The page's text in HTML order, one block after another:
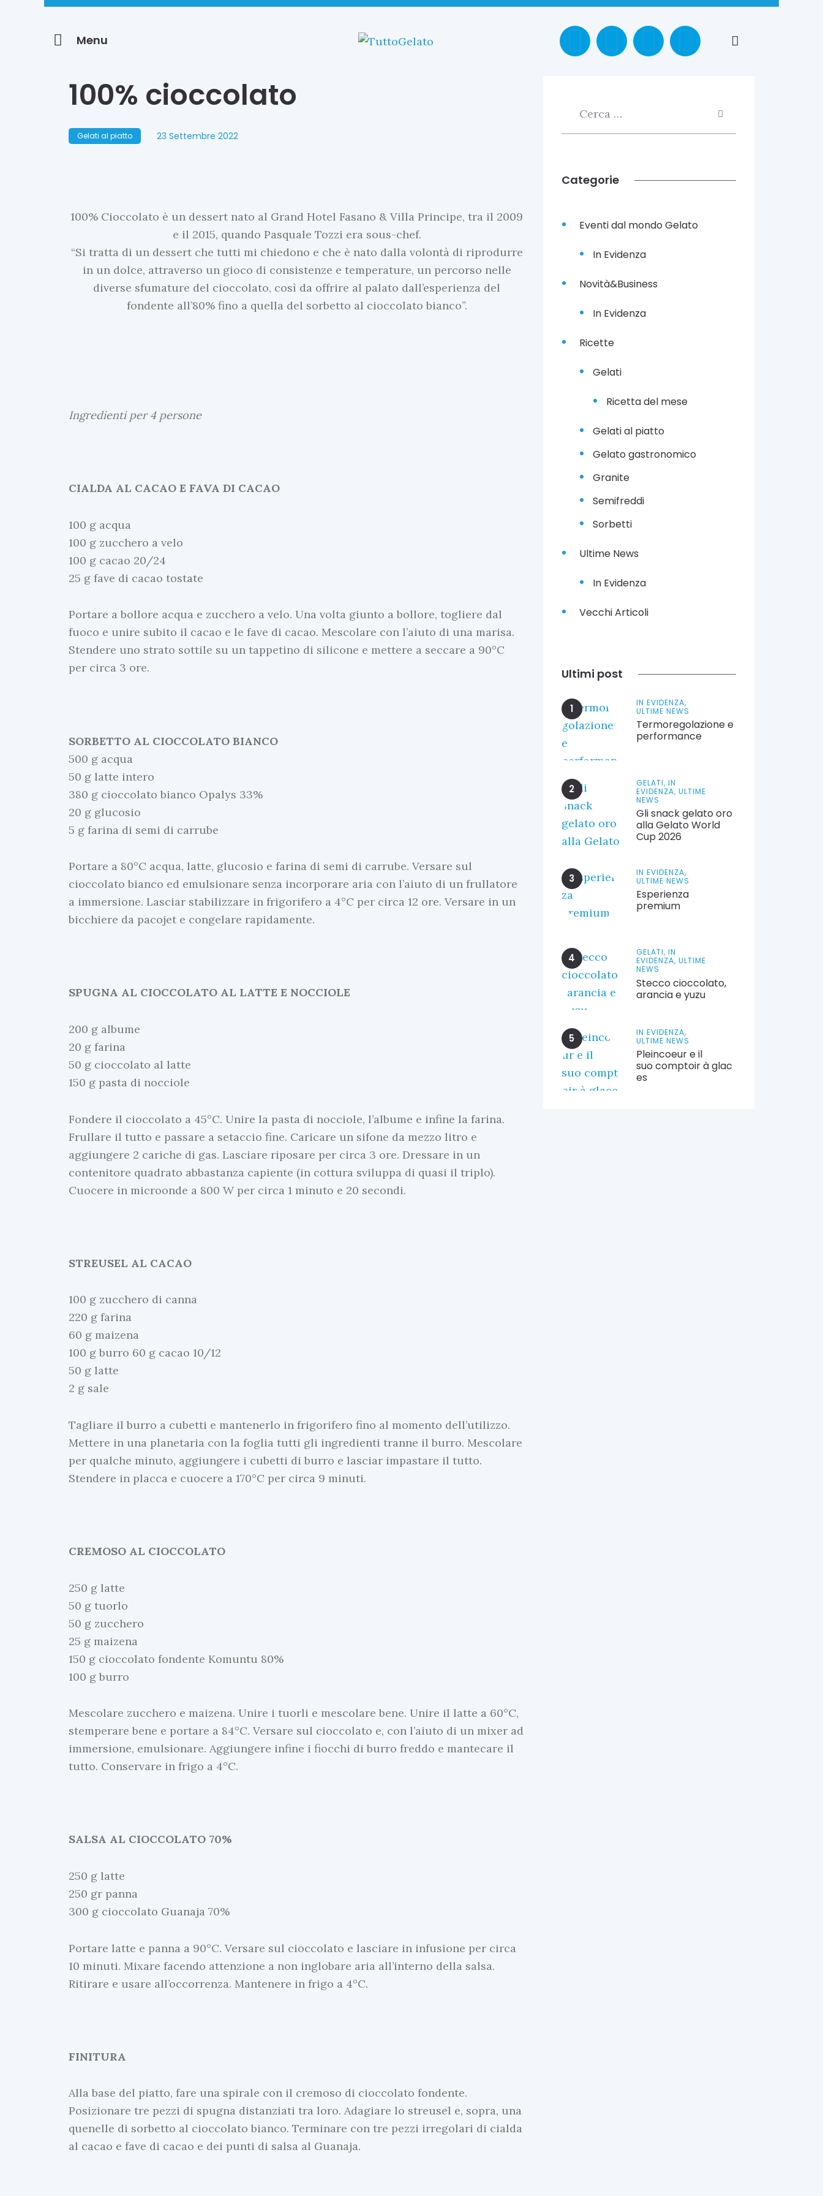
Menu
100% cioccolato
Gelati al piatto 23 Settembre 2022
100% Cioccolato è un dessert nato al Grand Hotel Fasano & Villa Principe, tra il 2009
e il 2015, quando Pasquale Tozzi era sous-chef.
“Si tratta di un dessert che tutti mi chiedono e che è nato dalla volontà di riprodurre
in un dolce, attraverso un gioco di consistenze e temperature, un percorso nelle
diverse sfumature del cioccolato, così da offrire al palato dall’esperienza del
fondente all’80% fino a quella del sorbetto al cioccolato bianco”.
Ingredienti per 4 persone
CIALDA AL CACAO E FAVA DI CACAO
100 g acqua
100 g zucchero a velo
100 g cacao 20/24
25 g fave di cacao tostate
Portare a bollore acqua e zucchero a velo. Una volta giunto a bollore, togliere dal
fuoco e unire subito il cacao e le fave di cacao. Mescolare con l’aiuto di una marisa.
Stendere uno strato sottile su un tappetino di silicone e mettere a seccare a 90°C
per circa 3 ore.
SORBETTO AL CIOCCOLATO BIANCO
500 g acqua
50 g latte intero
380 g cioccolato bianco Opalys 33%
20 g glucosio
5 g farina di semi di carrube
Portare a 80°C acqua, latte, glucosio e farina di semi di carrube. Versare sul
cioccolato bianco ed emulsionare senza incorporare aria con l’aiuto di un frullatore
a immersione. Lasciar stabilizzare in frigorifero a 4°C per circa 12 ore. Versare in un
bicchiere da pacojet e congelare rapidamente.
SPUGNA AL CIOCCOLATO AL LATTE E NOCCIOLE
200 g albume
20 g farina
50 g cioccolato al latte
150 g pasta di nocciole
Fondere il cioccolato a 45°C. Unire la pasta di nocciole, l’albume e infine la farina.
Frullare il tutto e passare a setaccio fine. Caricare un sifone da mezzo litro e
aggiungere 2 cariche di gas. Lasciare riposare per circa 3 ore. Dressare in un
contenitore quadrato abbastanza capiente (in cottura sviluppa di quasi il triplo).
Cuocere in microonde a 800 W per circa 1 minuto e 20 secondi.
STREUSEL AL CACAO
100 g zucchero di canna
220 g farina
60 g maizena
100 g burro 60 g cacao 10/12
50 g latte
2 g sale
Tagliare il burro a cubetti e mantenerlo in frigorifero fino al momento dell’utilizzo.
Mettere in una planetaria con la foglia tutti gli ingredienti tranne il burro. Mescolare
per qualche minuto, aggiungere i cubetti di burro e lasciar impastare il tutto.
Stendere in placca e cuocere a 170°C per circa 9 minuti.
CREMOSO AL CIOCCOLATO
250 g latte
50 g tuorlo
50 g zucchero
25 g maizena
150 g cioccolato fondente Komuntu 80%
100 g burro
Mescolare zucchero e maizena. Unire i tuorli e mescolare bene. Unire il latte a 60°C,
stemperare bene e portare a 84°C. Versare sul cioccolato e, con l’aiuto di un mixer ad
immersione, emulsionare. Aggiungere infine i fiocchi di burro freddo e mantecare il
tutto. Conservare in frigo a 4°C.
SALSA AL CIOCCOLATO 70%
250 g latte
250 gr panna
300 g cioccolato Guanaja 70%
Portare latte e panna a 90°C. Versare sul cioccolato e lasciare in infusione per circa
10 minuti. Mixare facendo attenzione a non inglobare aria all’interno della salsa.
Ritirare e usare all’occorrenza. Mantenere in frigo a 4°C.
FINITURA
Alla base del piatto, fare una spirale con il cremoso di cioccolato fondente.
Posizionare tre pezzi di spugna distanziati tra loro. Adagiare lo streusel e, sopra, una
quenelle di sorbetto al cioccolato bianco. Terminare con tre pezzi irregolari di cialda
al cacao e fave di cacao e dei punti di salsa al Guanaja.
Categorie
Eventi dal mondo Gelato
In Evidenza
Novità&Business
In Evidenza
Ricette
Gelati
Ricetta del mese
Gelati al piatto
Gelato gastronomico
Granite
Semifreddi
Sorbetti
Ultime News
In Evidenza
Vecchi Articoli
Ultimi post
IN EVIDENZA,
ULTIME NEWS
Termoregolazione e
performance
GELATI, IN
EVIDENZA, ULTIME
NEWS
Gli snack gelato oro
alla Gelato World
Cup 2026
IN EVIDENZA,
ULTIME NEWS
Esperienza
premium
GELATI, IN
EVIDENZA, ULTIME
NEWS
Stecco cioccolato,
arancia e yuzu
IN EVIDENZA,
ULTIME NEWS
Pleincoeur e il
suo comptoir à glac
es